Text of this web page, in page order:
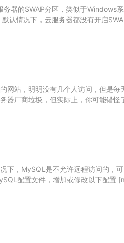
务器的SWAP分区，类似于Windows
默认情况下，云服务器都没有开启
网站，明明没有几个人访问，但是
器厂商垃圾，但实际上，你可能错
下，MySQL是不允许远程访问的，
配置文件，增加或修改以下配